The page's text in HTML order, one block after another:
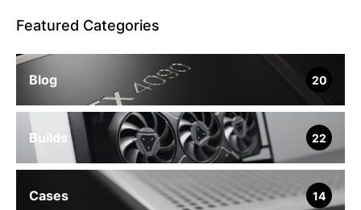
Featured Categories
Blog 20
Builds 22
Cases 14